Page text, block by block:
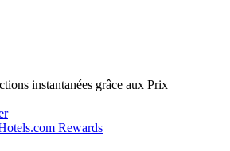
instantanées grâce aux Prix
Rewards